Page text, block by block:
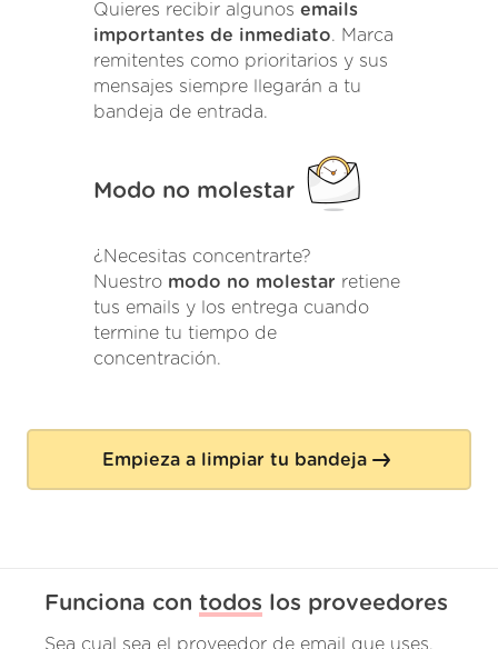
Quieres recibir algunos emails
importantes de inmediato. Marca
remitentes como prioritarios y sus
mensajes siempre llegarán a tu
bandeja de entrada.
Modo no molestar
¿Necesitas concentrarte?
Nuestro modo no molestar retiene
tus emails y los entrega cuando
termine tu tiempo de
concentración.
Empieza a limpiar tu bandeja
Funciona con todos los proveedores
Sea cual sea el proveedor de email que uses,